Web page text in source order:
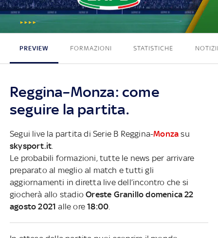
0 - 0
PREVIEW FORMAZIONI STATISTICHE
Reggina–Monza: come
seguire la partita.
Segui live la partita di Serie B Reggina-Monza su
skysport.it
Le probabili formazioni, tutte le news per arrivare
preparato al meglio al match e tutti gli
aggiornamenti in diretta live dell’incontro che si
giocherà allo stadioOreste Granillo domenica 22
agosto 2021 alle ore18:00